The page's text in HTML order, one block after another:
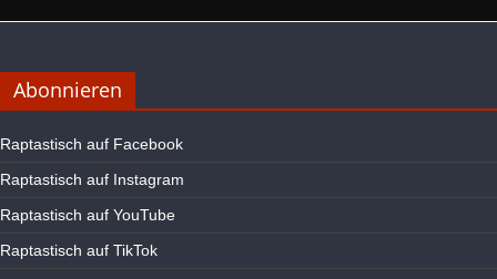
Abonnieren
Raptastisch auf Facebook
Raptastisch auf Instagram
Raptastisch auf YouTube
Raptastisch auf TikTok